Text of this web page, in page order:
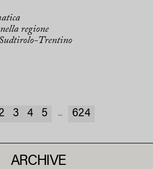
regione
Trentino
3 4 5 ... 624
ARCHIVE